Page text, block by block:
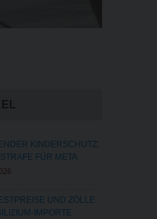
KINDERSCHUTZ:
FÜR META
UND ZÖLLE
IMPORTE